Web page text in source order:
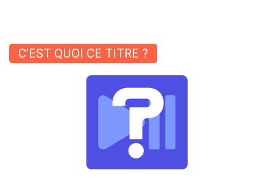
C’EST QUOI CE TITRE ?